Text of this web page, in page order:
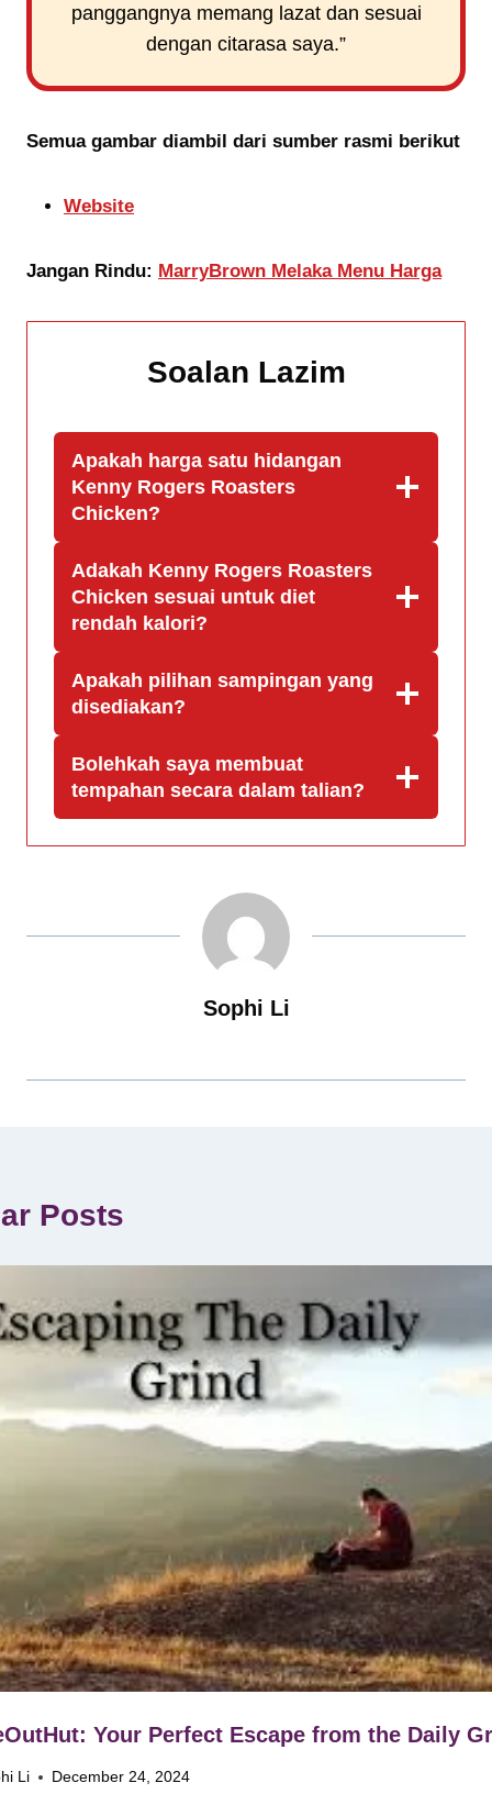
panggangnya memang lazat dan sesuai
dengan citarasa saya.”
Semua gambar diambil dari sumber rasmi berikut
Website
Jangan Rindu: MarryBrown Melaka Menu Harga
Soalan Lazim
Apakah harga satu hidangan
Kenny Rogers Roasters
Chicken?
Adakah Kenny Rogers Roasters
Chicken sesuai untuk diet
rendah kalori?
Apakah pilihan sampingan yang
disediakan?
Bolehkah saya membuat
tempahan secara dalam talian?
Sophi Li
Posts
Your Perfect Escape from the Daily
Li December 24, 2024